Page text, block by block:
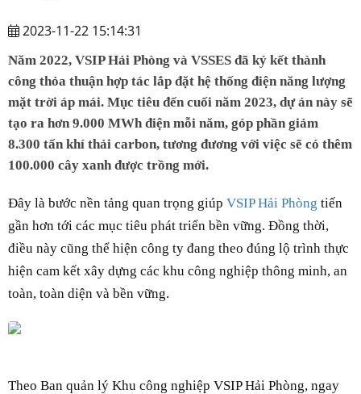
2023-11-22 15:14:31
Năm 2022, VSIP Hải Phòng và VSSES đã ký kết thành
công thỏa thuận hợp tác lắp đặt hệ thống điện năng lượng
mặt trời áp mái. Mục tiêu đến cuối năm 2023, dự án này sẽ
tạo ra hơn 9.000 MWh điện mỗi năm, góp phần giảm
8.300 tấn khí thải carbon, tương đương với việc sẽ có thêm
100.000 cây xanh được trồng mới.
Đây là bước nền tảng quan trọng giúp VSIP Hải Phòng tiến
gần hơn tới các mục tiêu phát triển bền vững. Đồng thời,
điều này cũng thể hiện công ty đang theo đúng lộ trình thực
hiện cam kết xây dựng các khu công nghiệp thông minh, an
toàn, toàn diện và bền vững.
Theo Ban quản lý Khu công nghiệp VSIP Hải Phòng, ngay